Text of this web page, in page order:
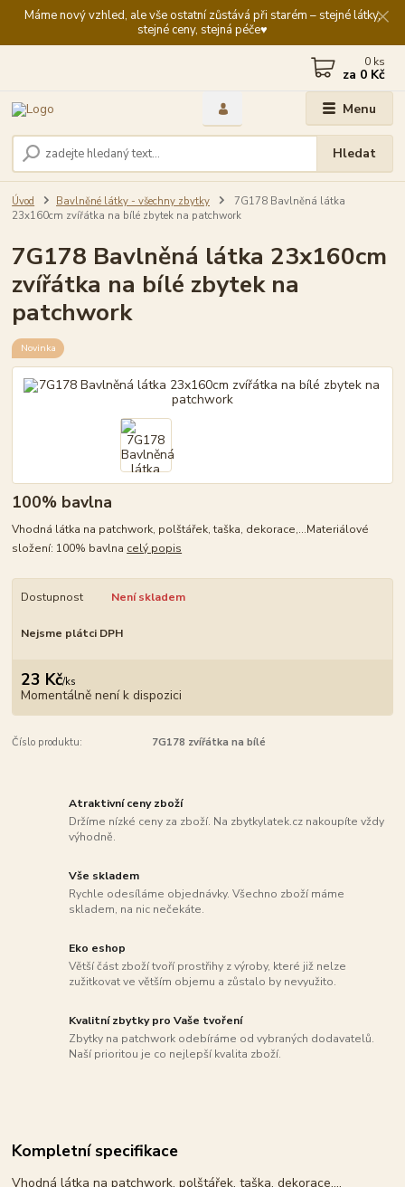
Máme nový vzhled, ale vše ostatní zůstává při starém – stejné látky,
stejné ceny, stejná péče♥️
Menu
Hledat
0 ks
za 0 Kč
Úvod Bavlněné látky - všechny zbytky
7G178 Bavlněná látka
23x160cm zvířátka na bílé zbytek na patchwork
7G178 Bavlněná látka 23x160cm
zvířátka na bílé zbytek na
patchwork
Novinka
100% bavlna
Vhodná látka na patchwork, polštářek, taška, dekorace,...Materiálové
složení: 100% bavlna celý popis
Dostupnost Není skladem
Nejsme plátci DPH
23 Kč/ks
Momentálně není k dispozici
Číslo produktu: 7G178 zvířátka na bílé
Atraktivní ceny zboží
Držíme nízké ceny za zboží. Na zbytkylatek.cz nakoupíte vždy
výhodně.
Vše skladem
Rychle odesíláme objednávky. Všechno zboží máme
skladem, na nic nečekáte.
Eko eshop
Větší část zboží tvoří prostřihy z výroby, které již nelze
zužitkovat ve větším objemu a zůstalo by nevyužito.
Kvalitní zbytky pro Vaše tvoření
Zbytky na patchwork odebíráme od vybraných dodavatelů.
Naší prioritou je co nejlepší kvalita zboží.
Kompletní specifikace
Vhodná látka na patchwork, polštářek, taška, dekorace,...